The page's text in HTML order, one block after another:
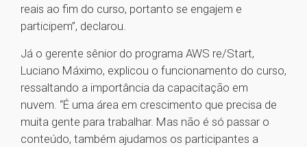
reais ao fim do curso, portanto se engajem e
participem”, declarou.
Já o gerente sênior do programa AWS re/Start,
Luciano Máximo, explicou o funcionamento do curso,
ressaltando a importância da capacitação em
nuvem. “É uma área em crescimento que precisa de
muita gente para trabalhar. Mas não é só passar o
conteúdo, também ajudamos os participantes a